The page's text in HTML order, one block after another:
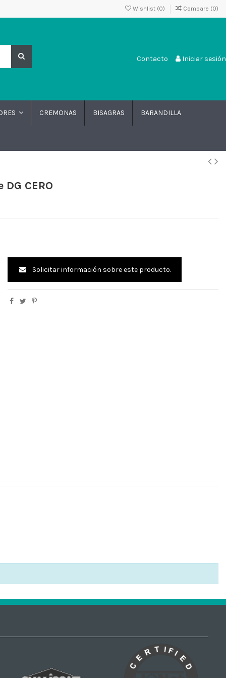
Wishlist (0) Compare (0)
Contacto Iniciar sesión
CREMONAS BISAGRAS BARANDILLA
CERO
Solicitar información sobre este producto.